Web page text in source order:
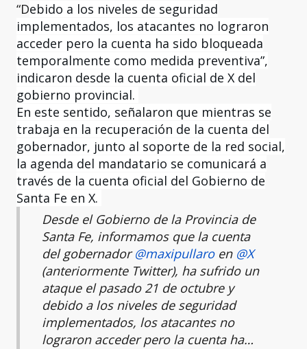
“Debido a los niveles de seguridad
implementados, los atacantes no lograron
acceder pero la cuenta ha sido bloqueada
temporalmente como medida preventiva”,
indicaron desde la cuenta oficial de X del
gobierno provincial.
En este sentido, señalaron que mientras se
trabaja en la recuperación de la cuenta del
gobernador, junto al soporte de la red social,
la agenda del mandatario se comunicará a
través de la cuenta oficial del Gobierno de
Santa Fe en X.
Desde el Gobierno de la Provincia de
Santa Fe, informamos que la cuenta
del gobernador@maxipullaroen @X
(anteriormente Twitter), ha sufrido un
ataque el pasado 21 de octubre y
debido a los niveles de seguridad
implementados, los atacantes no
lograron acceder pero la cuenta ha…